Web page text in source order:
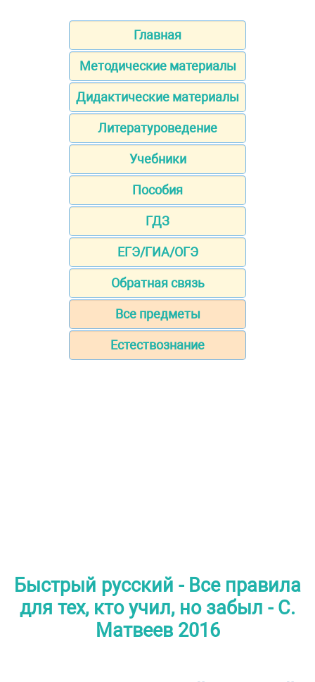
Главная
Методические материалы
Дидактические материалы
Литературоведение
Учебники
Пособия
ГДЗ
ЕГЭ/ГИА/ОГЭ
Обратная связь
Все предметы
Естествознание
Быстрый русский - Все правила
для тех, кто учил, но забыл - С.
Матвеев 2016